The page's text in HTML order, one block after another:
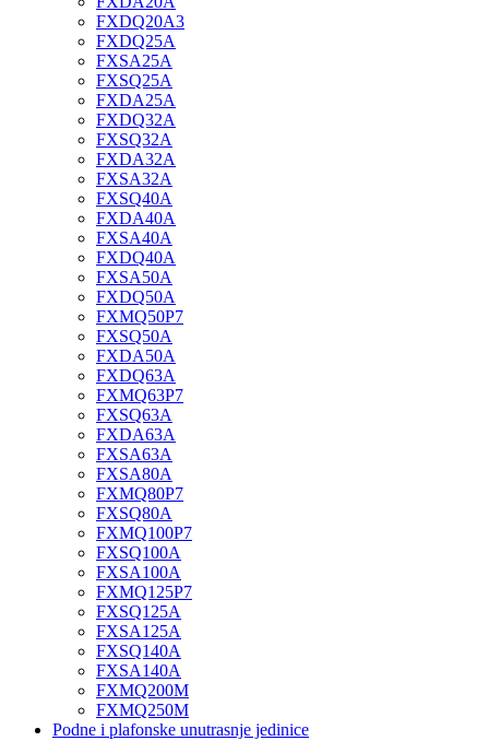
FXDQ20A3
FXDQ25A
FXSA25A
FXSQ25A
FXDA25A
FXDQ32A
FXSQ32A
FXDA32A
FXSA32A
FXSQ40A
FXDA40A
FXSA40A
FXDQ40A
FXSA50A
FXDQ50A
FXMQ50P7
FXSQ50A
FXDA50A
FXDQ63A
FXMQ63P7
FXSQ63A
FXDA63A
FXSA63A
FXSA80A
FXMQ80P7
FXSQ80A
FXMQ100P7
FXSQ100A
FXSA100A
FXMQ125P7
FXSQ125A
FXSA125A
FXSQ140A
FXSA140A
FXMQ200M
FXMQ250M
Podne i plafonske unutrasnje jedinice